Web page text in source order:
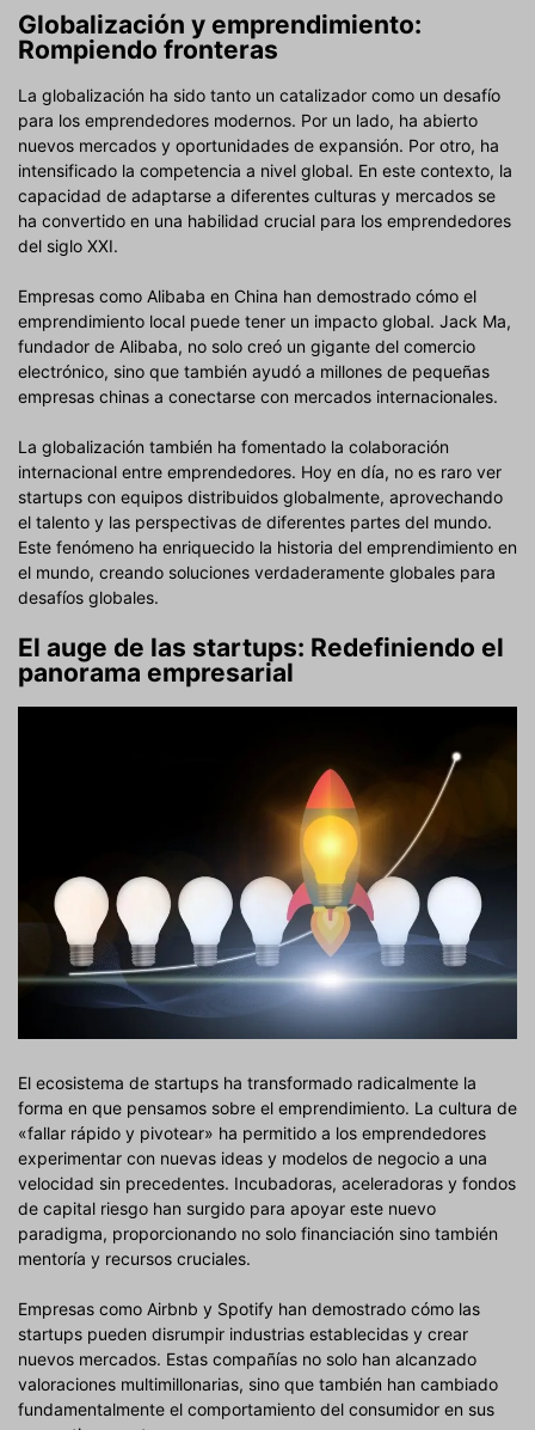
Globalización y emprendimiento:
Rompiendo fronteras
La globalización ha sido tanto un catalizador como un desafío
para los emprendedores modernos. Por un lado, ha abierto
nuevos mercados y oportunidades de expansión. Por otro, ha
intensificado la competencia a nivel global. En este contexto, la
capacidad de adaptarse a diferentes culturas y mercados se
ha convertido en una habilidad crucial para los emprendedores
del siglo XXI.
Empresas como Alibaba en China han demostrado cómo el
emprendimiento local puede tener un impacto global. Jack Ma,
fundador de Alibaba, no solo creó un gigante del comercio
electrónico, sino que también ayudó a millones de pequeñas
empresas chinas a conectarse con mercados internacionales.
La globalización también ha fomentado la colaboración
internacional entre emprendedores. Hoy en día, no es raro ver
startups con equipos distribuidos globalmente, aprovechando
el talento y las perspectivas de diferentes partes del mundo.
Este fenómeno ha enriquecido la historia del emprendimiento en
el mundo, creando soluciones verdaderamente globales para
desafíos globales.
El auge de las startups: Redefiniendo el
panorama empresarial
El ecosistema de startups ha transformado radicalmente la
forma en que pensamos sobre el emprendimiento. La cultura de
«fallar rápido y pivotear» ha permitido a los emprendedores
experimentar con nuevas ideas y modelos de negocio a una
velocidad sin precedentes. Incubadoras, aceleradoras y fondos
de capital riesgo han surgido para apoyar este nuevo
paradigma, proporcionando no solo financiación sino también
mentoría y recursos cruciales.
Empresas como Airbnb y Spotify han demostrado cómo las
startups pueden disrumpir industrias establecidas y crear
nuevos mercados. Estas compañías no solo han alcanzado
valoraciones multimillonarias, sino que también han cambiado
fundamentalmente el comportamiento del consumidor en sus